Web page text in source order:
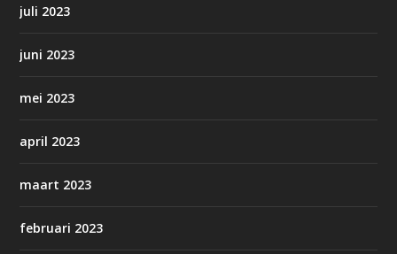
juli 2023
juni 2023
mei 2023
april 2023
maart 2023
februari 2023